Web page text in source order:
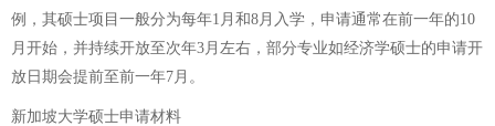
例，其硕士项目一般分为每年1月和8月入学，申请通常在前一年的10
月开始，并持续开放至次年3月左右，部分专业如经济学硕士的申请开
放日期会提前至前一年7月。
新加坡大学硕士申请材料